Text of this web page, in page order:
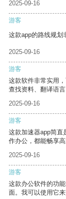
2025-09-16
游客
这款app的路线规划
2025-09-16
游客
这款软件非常实用
查找资料、翻译语言
2025-09-16
游客
这款加速器app简直
作办公，都能畅享
2025-09-16
游客
这款办公软件的功
面。我可以使用它